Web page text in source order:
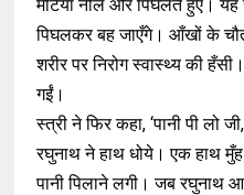
मटिया नीले और पिघलते हुए।
पिघलकर बह जाएँगे। आँखों के
शरीर पर निरोग स्वास्थ्य की
गईं।
स्त्री ने फिर कहा, ‘पानी पी लो
रघुनाथ ने हाथ धोये। एक हाथ
पानी पिलाने लगी। जब रघुनाथ